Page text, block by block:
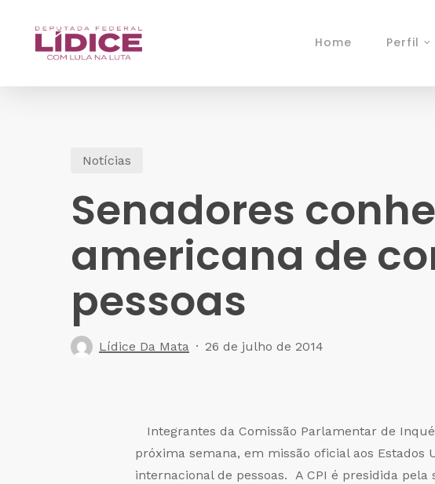
Home Perfil
Notícias
Senadores
americana de
pessoas
Lídice Da Mata 26 de julho de 2014
Integrantes da Comissão Parlamentar de
próxima semana, em missão oficial aos
internacional de pessoas. A CPI é presidida